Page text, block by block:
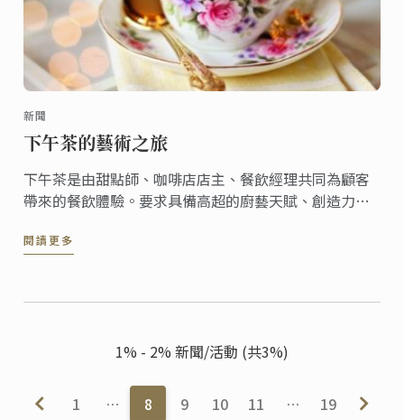
新聞
下午茶的藝術之旅
下午茶是由甜點師、咖啡店店主、餐飲經理共同為顧客
帶來的餐飲體驗。要求具備高超的廚藝天賦、創造力以
閱讀更多
1% - 2% 新聞/活動 (共3%)
1 … 8 9 10 11 … 19